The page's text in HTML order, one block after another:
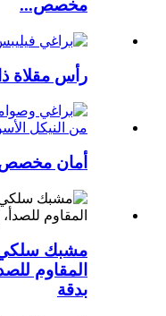
مخصص...
رأس مقلاة
أمان مخصص
مشبك سلكي
المقاوم
بدقة